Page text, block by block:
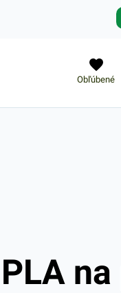
Obľúbené
na